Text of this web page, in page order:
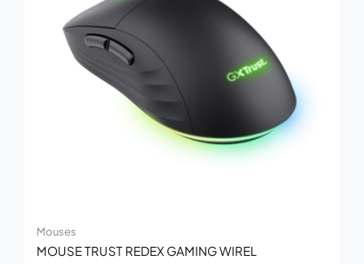
Mouses
MOUSE TRUST REDEX GAMING WIREL